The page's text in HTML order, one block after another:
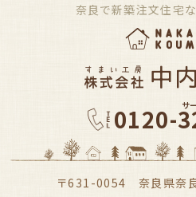
奈良で新築注文住宅
0120- サ
〒631-0054 奈良県奈